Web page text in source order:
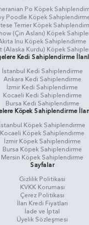
Po Köpek
Poodle Köpek
Terrier Köpek
(Çin Aslanı) Köpek
Inu Köpek Sahiplendirme
(Alaska Kurdu) Köpek
Kedi Sahiplendirme
İstanbul Kedi Sahiplendirme
Ankara Kedi Sahiplendirme
İzmir Kedi Sahiplendirme
Kocaeli Kedi Sahiplendirme
Bursa Kedi Sahiplendirme
Köpek Sahiplendirme
İstanbul Köpek Sahiplendirme
Kocaeli Köpek Sahiplendirme
İzmir Köpek Sahiplendirme
Bursa Köpek Sahiplendirme
Mersin Köpek Sahiplendirme
Sayfalar
Gizlilik Politikasi
KVKK Koruması
Çerez Politikası
İlan Kredi Fiyatları
İade ve İptal
Üyelik Sözleşmesi